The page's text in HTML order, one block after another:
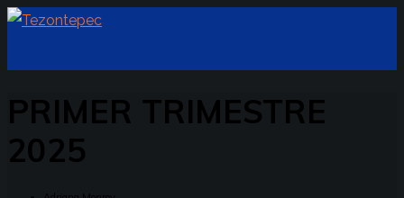
PRIMER TRIMESTRE
2025